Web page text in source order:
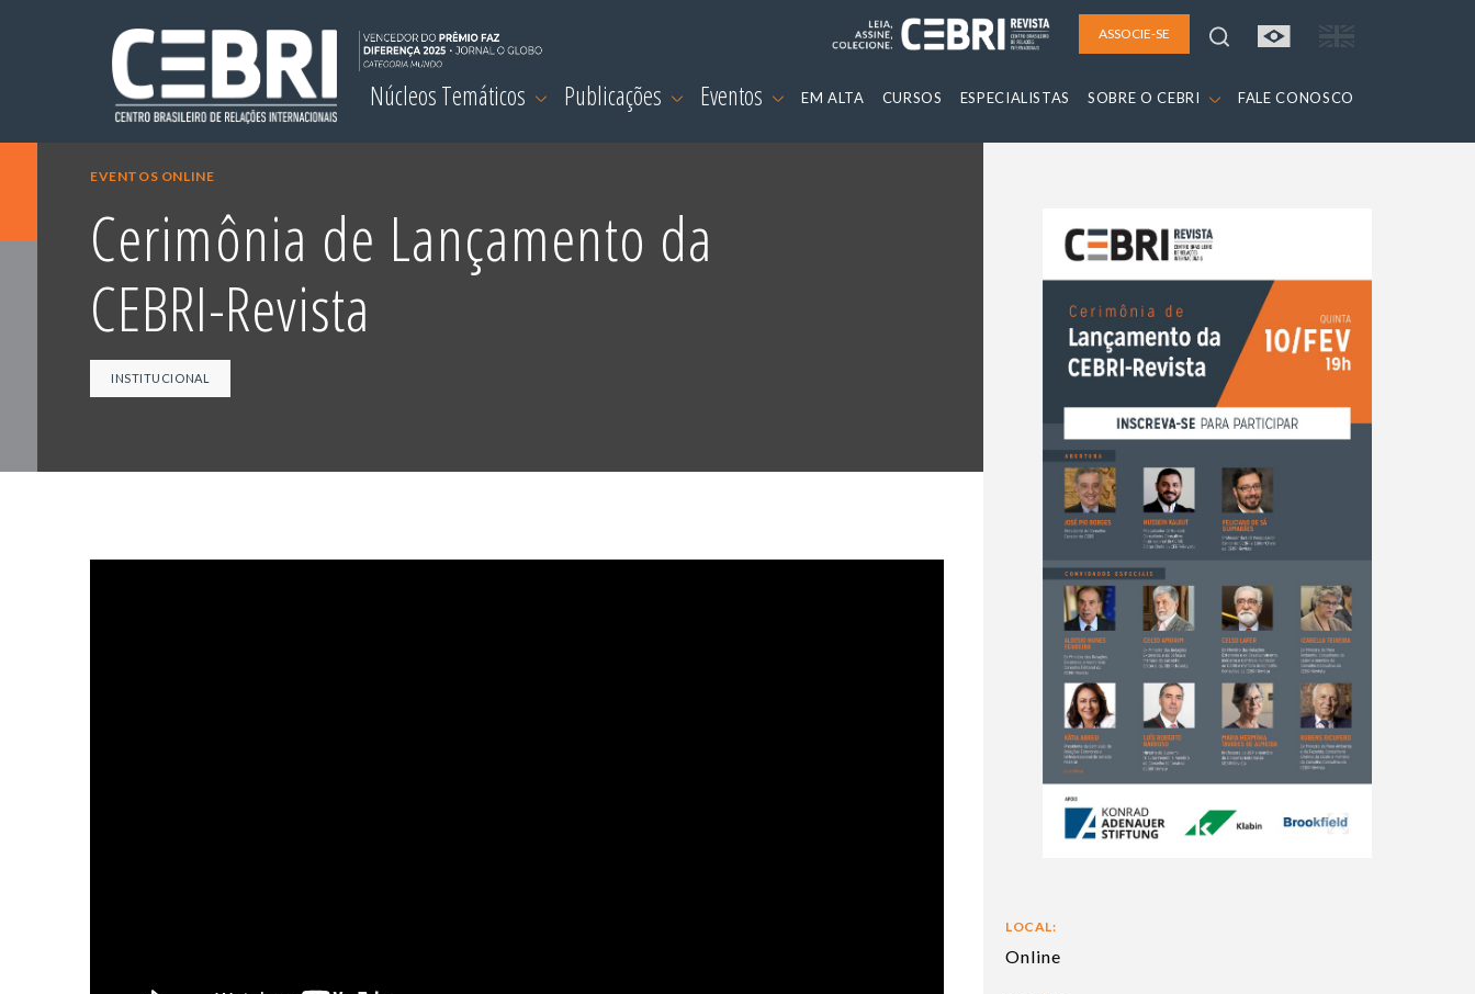
ASSOCIE-SE
Núcleos Temáticos Publicações Eventos EM ALTA CURSOS ESPECIALISTAS SOBRE O CEBRI FALE CONOSCO
EVENTOS ONLINE
Cerimônia de Lançamento da
CEBRI-Revista
INSTITUCIONAL
LOCAL:
Online